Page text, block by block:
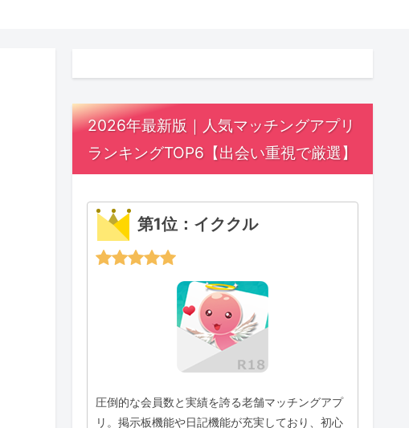
2026年最新版｜人気マッチングアプリ
ランキングTOP6【出会い重視で厳選】
第1位：イククル
圧倒的な会員数と実績を誇る老舗マッチングアプ
リ。掲示板機能や日記機能が充実しており、初心